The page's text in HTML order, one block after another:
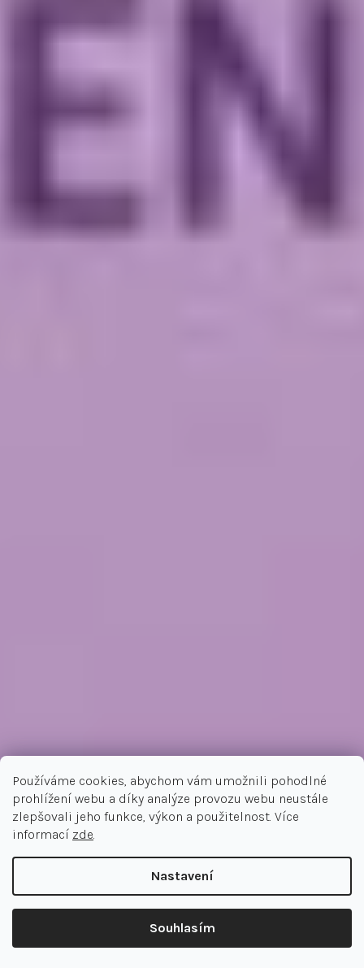
Používáme cookies, abychom vám umožnili pohodlné
prohlížení webu a díky analýze provozu webu neustále
zlepšovali jeho funkce, výkon a použitelnost. Více
informací zde.
Nastavení
Souhlasím